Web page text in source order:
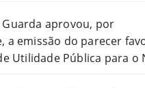
Guarda aprovou, por
a emissão do parecer
Utilidade Pública para o